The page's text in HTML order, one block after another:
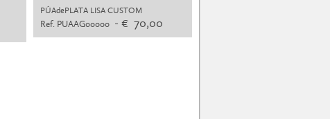
PÚAdePLATA LISA CUSTOM
Ref. PUAAG00000 - € 70,00